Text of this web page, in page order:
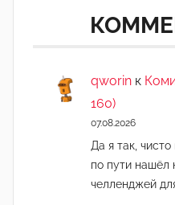
qworin к
160)
07.08.2026
Да я так,
по пути нашёл
челленджей